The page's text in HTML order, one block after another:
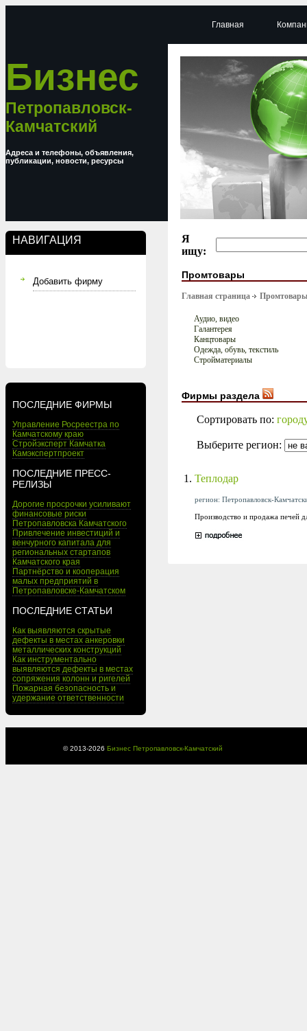
Бизнес
Петропавловск-
Камчатский
Адреса и телефоны, объявления,
публикации, новости, ресурсы
НАВИГАЦИЯ
Добавить фирму
ПОСЛЕДНИЕ ФИРМЫ
Управление Росреестра по
Камчатскому краю
Стройэксперт Камчатка
Камэкспертпроект
ПОСЛЕДНИЕ ПРЕСС-
РЕЛИЗЫ
Дорогие просрочки усиливают
финансовые риски
Петропавловска Камчатского
Привлечение инвестиций и
венчурного капитала для
региональных стартапов
Камчатского края
Партнёрство и кооперация
малых предприятий в
Петропавловске-Камчатском
ПОСЛЕДНИЕ СТАТЬИ
Как выявляются скрытые
дефекты в местах анкеровки
металлических конструкций
Как инструментально
выявляются дефекты в местах
сопряжения колонн и ригелей
Пожарная безопасность и
удержание ответственности
Главная
Я
ищу:
Промтовары
Главная страница Промтовары
Аудио, видео
Галантерея
Канцтовары
Одежда, обувь, текстиль
Стройматериалы
Фирмы раздела
Сортировать по:
Выберите регион:
1. Теплодар
регион: Петропавловск-
Производство и продажа печей
© 2013-2026 Бизнес Петропавловск-Камчатский